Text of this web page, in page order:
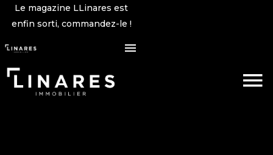
Le magazine LLinares est
enfin sorti, commandez-le !